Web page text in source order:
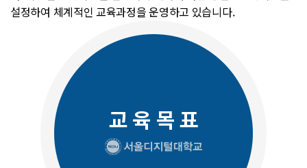
설정하여 체계적인 교육과정을 운영하고 있습니다.